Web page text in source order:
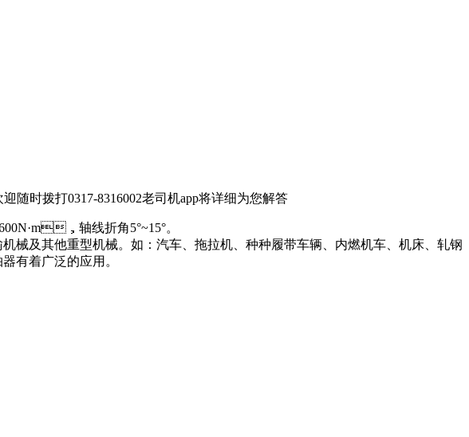
，欢迎随时拨打0317-8316002老司机app将详细为您解答
，轴线折角5°~15°。
型机械。如：汽车、拖拉机、种种履带车辆、内燃机车、机床、轧钢
有着广泛的应用。